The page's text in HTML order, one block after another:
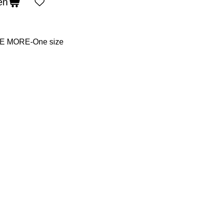
MORE-One size